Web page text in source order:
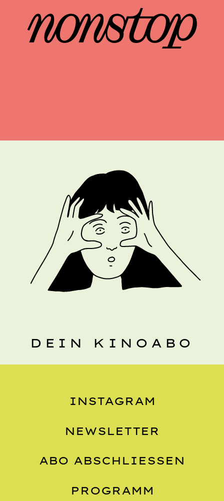
DEIN KINOABO
INSTAGRAM
NEWSLETTER
ABO ABSCHLIESSEN
PROGRAMM